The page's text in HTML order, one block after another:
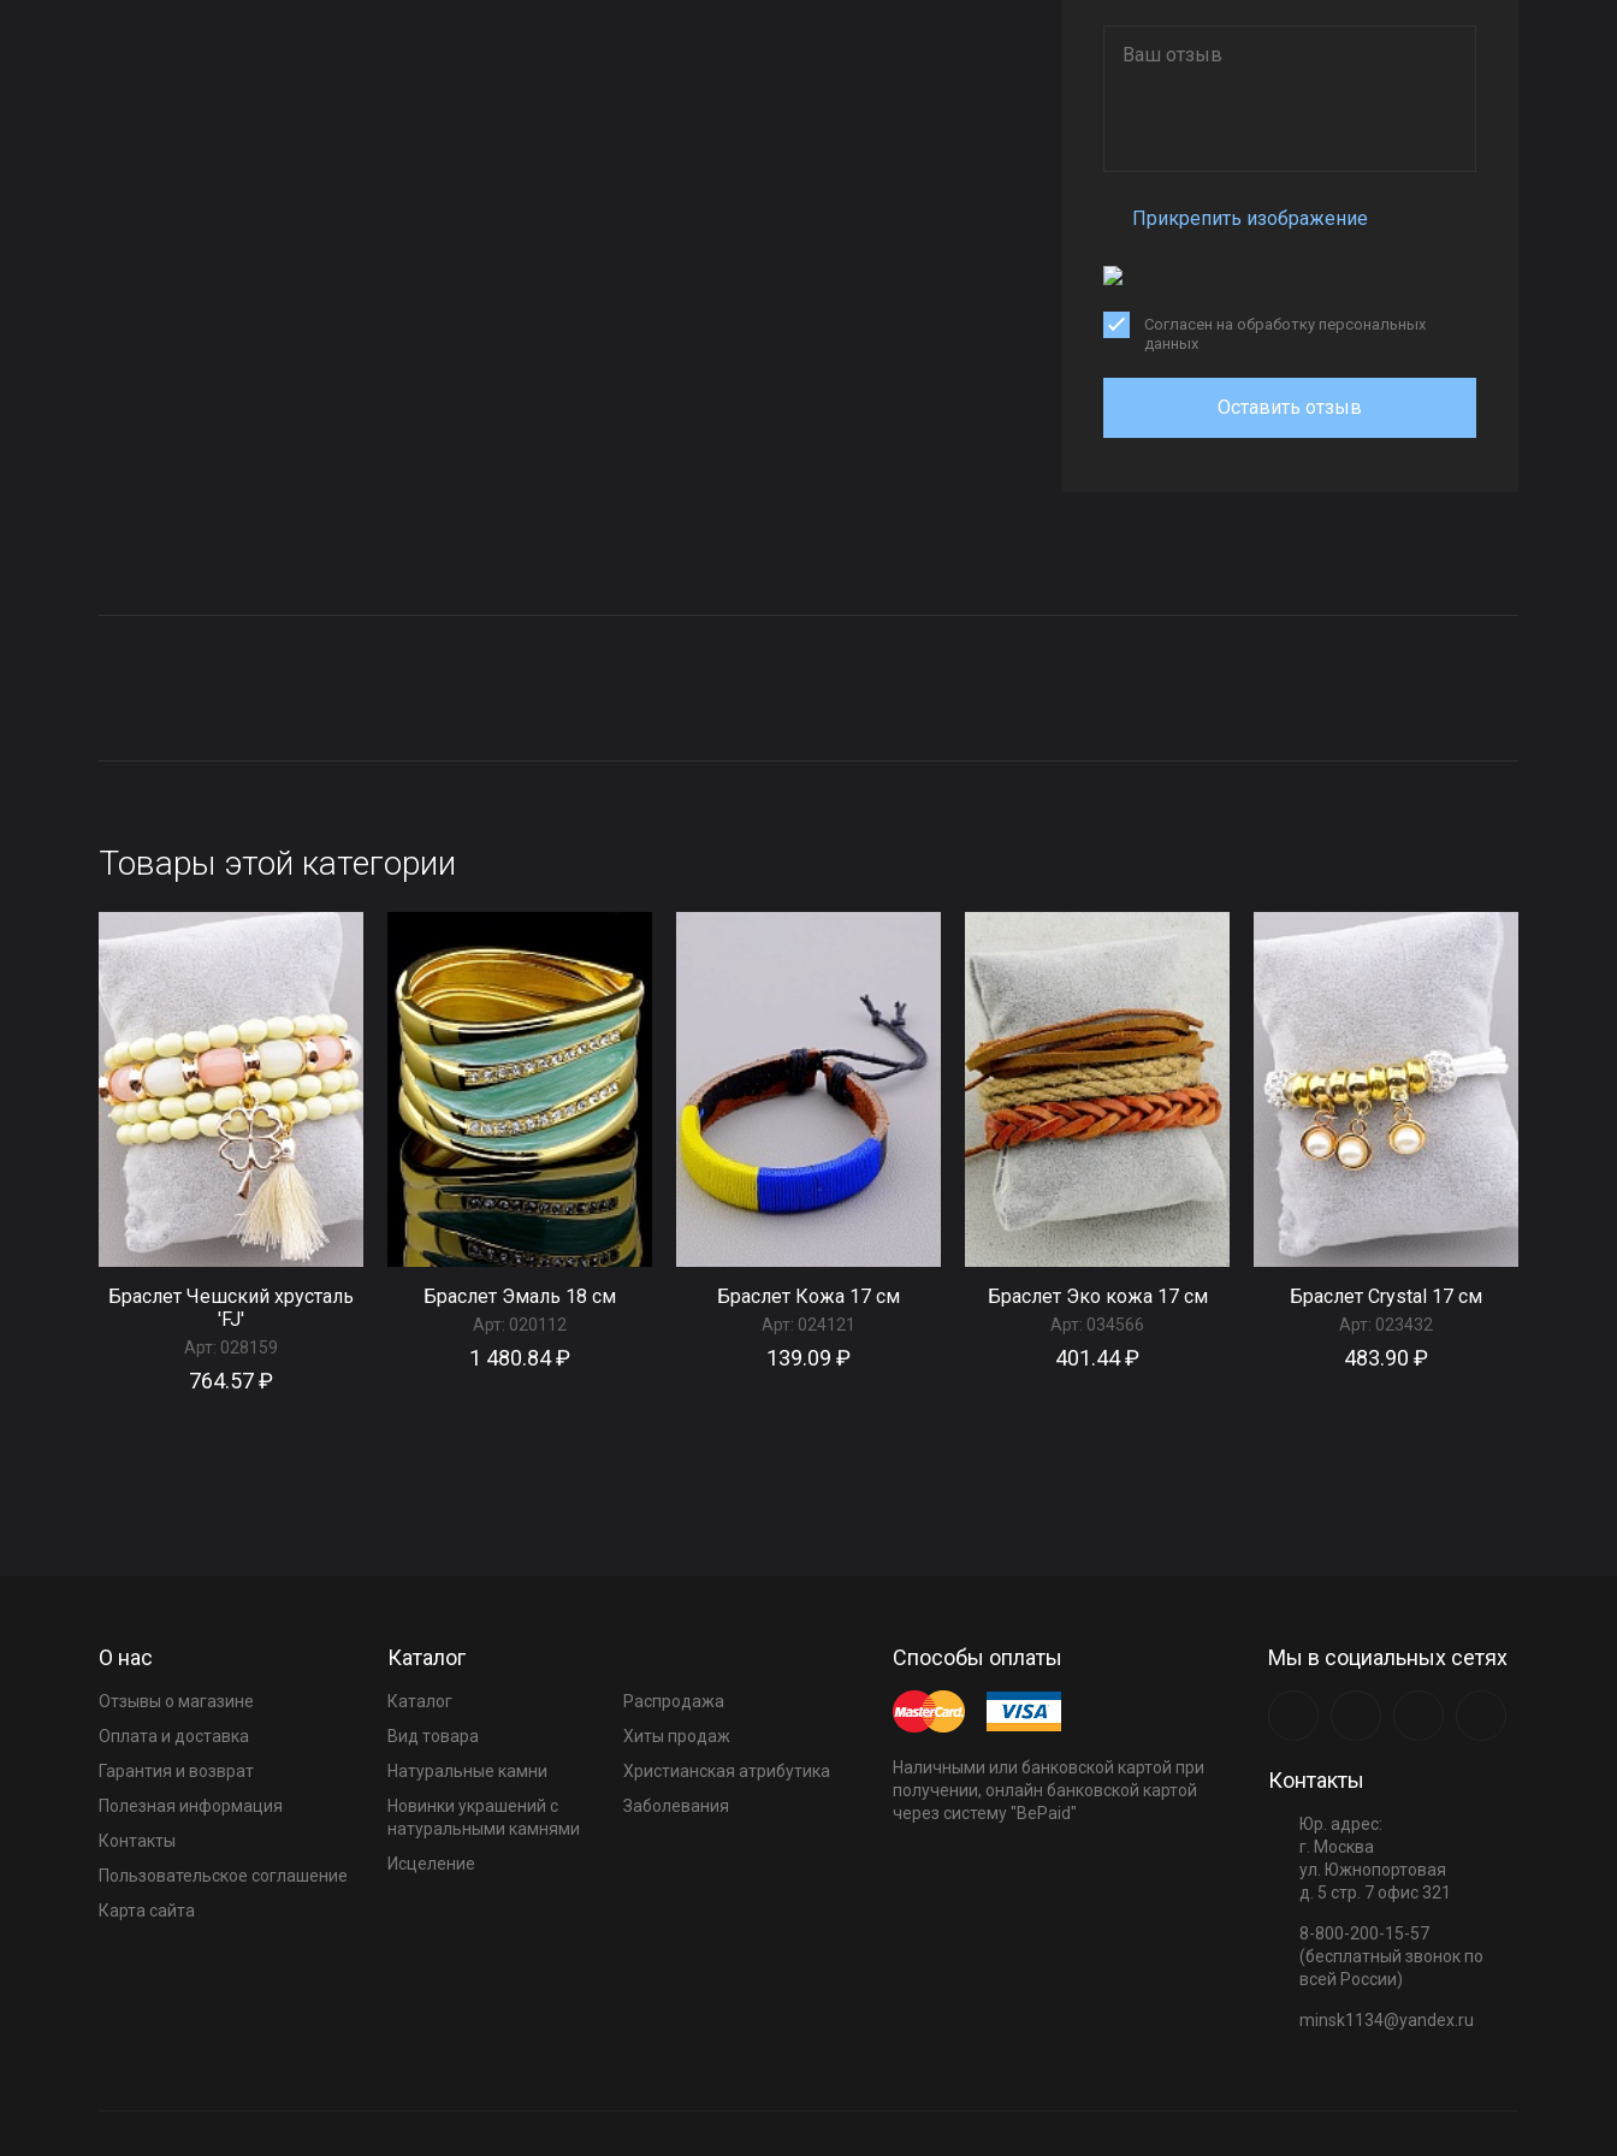
Прикрепить изображение
Согласен на обработку персональных
данных
Оставить отзыв
Товары этой категории
Браслет Чешский хрусталь
'FJ'
Арт: 028159
764.57 ₽
Браслет Эмаль 18 см
Арт: 020112
1 480.84 ₽
Браслет Кожа 17 см
Арт: 024121
139.09 ₽
Браслет Эко кожа 17 см
Арт: 034566
401.44 ₽
Браслет Сrystal 17 см
Арт: 023432
483.90 ₽
О нас
Отзывы о магазине
Оплата и доставка
Гарантия и возврат
Полезная информация
Контакты
Пользовательское соглашение
Карта сайта
Каталог
Каталог
Вид товара
Натуральные камни
Новинки украшений с
натуральными камнями
Распродажа
Хиты продаж
Христианская атрибутика
Заболевания
Исцеление
Способы оплаты
Наличными или банковской картой при
получении, онлайн банковской картой
через систему "BePaid"
Мы в социальных сетях
Контакты
Юр. адрес:
г. Москва
ул. Южнопортовая
д. 5 стр. 7 офис 321
8-800-200-15-57
(бесплатный звонок по
всей России)
minsk1134@yandex.ru